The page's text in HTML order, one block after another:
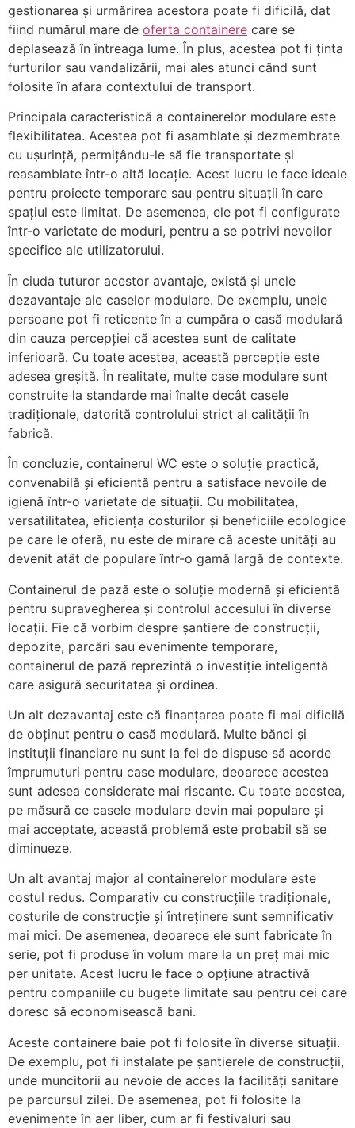
gestionarea și urmărirea acestora poate fi dificilă, dat
fiind numărul mare de oferta containere care se
deplasează în întreaga lume. În plus, acestea pot fi ținta
furturilor sau vandalizării, mai ales atunci când sunt
folosite în afara contextului de transport.
Principala caracteristică a containerelor modulare este
flexibilitatea. Acestea pot fi asamblate și dezmembrate
cu ușurință, permițându-le să fie transportate și
reasamblate într-o altă locație. Acest lucru le face ideale
pentru proiecte temporare sau pentru situații în care
spațiul este limitat. De asemenea, ele pot fi configurate
într-o varietate de moduri, pentru a se potrivi nevoilor
specifice ale utilizatorului.
În ciuda tuturor acestor avantaje, există și unele
dezavantaje ale caselor modulare. De exemplu, unele
persoane pot fi reticente în a cumpăra o casă modulară
din cauza percepției că acestea sunt de calitate
inferioară. Cu toate acestea, această percepție este
adesea greșită. În realitate, multe case modulare sunt
construite la standarde mai înalte decât casele
tradiționale, datorită controlului strict al calității în
fabrică.
În concluzie, containerul WC este o soluție practică,
convenabilă și eficientă pentru a satisface nevoile de
igienă într-o varietate de situații. Cu mobilitatea,
versatilitatea, eficiența costurilor și beneficiile ecologice
pe care le oferă, nu este de mirare că aceste unități au
devenit atât de populare într-o gamă largă de contexte.
Containerul de pază este o soluție modernă și eficientă
pentru supravegherea și controlul accesului în diverse
locații. Fie că vorbim despre șantiere de construcții,
depozite, parcări sau evenimente temporare,
containerul de pază reprezintă o investiție inteligentă
care asigură securitatea și ordinea.
Un alt dezavantaj este că finanțarea poate fi mai dificilă
de obținut pentru o casă modulară. Multe bănci și
instituții financiare nu sunt la fel de dispuse să acorde
împrumuturi pentru case modulare, deoarece acestea
sunt adesea considerate mai riscante. Cu toate acestea,
pe măsură ce casele modulare devin mai populare și
mai acceptate, această problemă este probabil să se
diminueze.
Un alt avantaj major al containerelor modulare este
costul redus. Comparativ cu construcțiile tradiționale,
costurile de construcție și întreținere sunt semnificativ
mai mici. De asemenea, deoarece ele sunt fabricate în
serie, pot fi produse în volum mare la un preț mai mic
per unitate. Acest lucru le face o opțiune atractivă
pentru companiile cu bugete limitate sau pentru cei care
doresc să economisească bani.
Aceste containere baie pot fi folosite în diverse situații.
De exemplu, pot fi instalate pe șantierele de construcții,
unde muncitorii au nevoie de acces la facilități sanitare
pe parcursul zilei. De asemenea, pot fi folosite la
evenimente în aer liber, cum ar fi festivaluri sau